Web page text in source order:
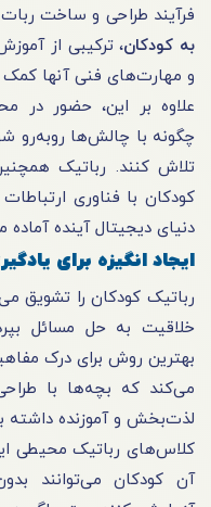
فرآیند طراحی و ساخت ربات
به کودکان، ترکیبی از
و مهارت‌های فنی آنها
علاوه بر این، حضور در
چگونه با چالش‌ها روبه‌رو
تلاش کنند. رباتیک
دنیای دیجیتال آینده آماده
ایجاد انگیزه برای
رباتیک کودکان را تشویق
خلاقیت به حل مسائل
بهترین روش برای درک
می‌کند که بچه‌ها با
لذت‌بخش و آموزنده داشته
کلاس‌های رباتیک محیطی
آن کودکان می‌توانند